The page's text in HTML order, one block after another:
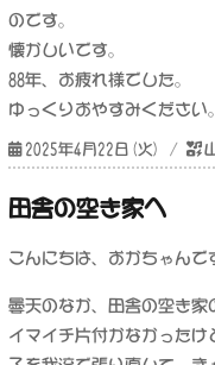
のです。
懐かしいです。
88年、お疲れ様でした。
ゆっくりおやすみください
投
稿
日:
2025年4月22日(火)
田舎の空き家へ
こんにちは、おかちゃんで
曇天のなか、田舎の空き家
イマイチ片付かなかった